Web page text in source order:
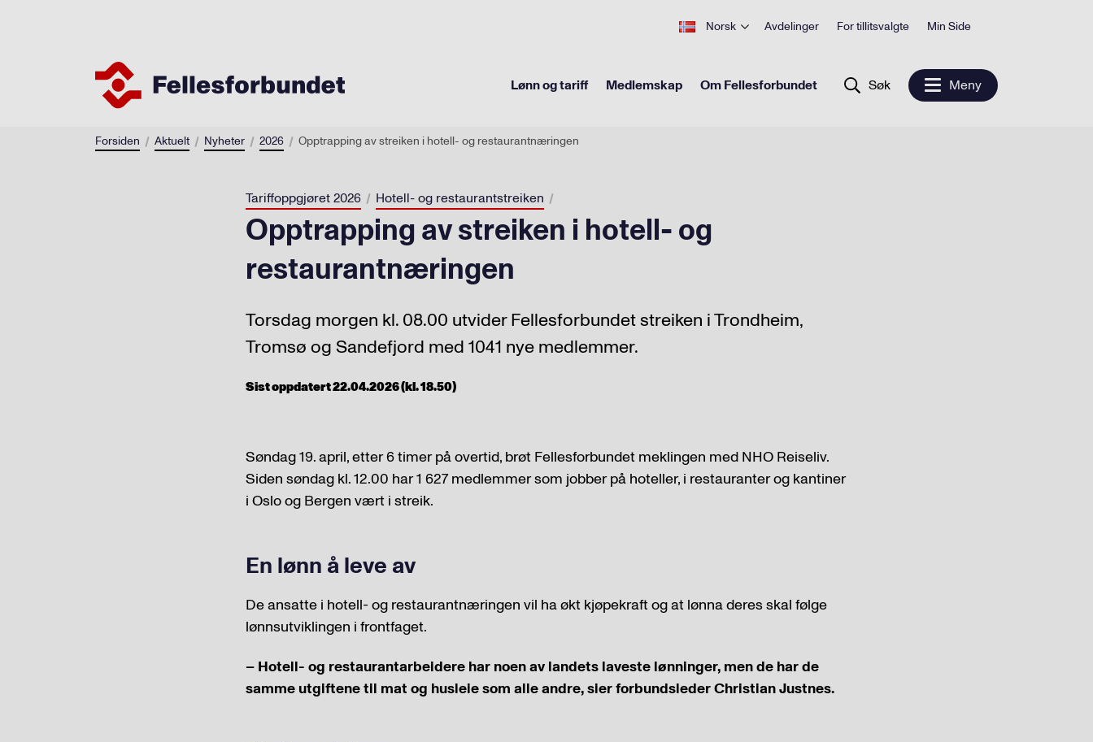
Norsk Avdelinger For tillitsvalgte Min Side
Lønn og tariff Medlemskap Om Fellesforbundet Søk Meny
Forsiden Aktuelt Nyheter 2026 Opptrapping av streiken i hotell- og restaurantnæringen
Tariffoppgjøret 2026 Hotell- og restaurantstreiken
Opptrapping av streiken i hotell- og
restaurantnæringen
Torsdag morgen kl. 08.00 utvider Fellesforbundet streiken i Trondheim,
Tromsø og Sandefjord med 1041 nye medlemmer.
Sist oppdatert 22.04.2026 (kl. 18.50)
Søndag 19. april, etter 6 timer på overtid, brøt Fellesforbundet meklingen med NHO Reiseliv.
Siden søndag kl. 12.00 har 1 627 medlemmer som jobber på hoteller, i restauranter og kantiner
i Oslo og Bergen vært i streik.
En lønn å leve av
De ansatte i hotell- og restaurantnæringen vil ha økt kjøpekraft og at lønna deres skal følge
lønnsutviklingen i frontfaget.
– Hotell- og restaurantarbeidere har noen av landets laveste lønninger, men de har de
samme utgiftene til mat og husleie som alle andre, sier forbundsleder Christian Justnes.